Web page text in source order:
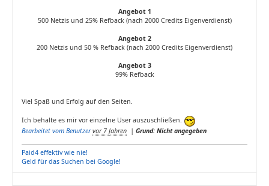
Angebot 1
500 Netzis und 25% Refback (nach 2000 Credits Eigenverdienst)
Angebot 2
200 Netzis und 50 % Refback (nach 2000 Credits Eigenverdienst)
Angebot 3
99% Refback
Viel Spaß und Erfolg auf den Seiten.
Ich behalte es mir vor einzelne User auszuschließen.
Bearbeitet vom Benutzer vor 7 Jahren | Grund: Nicht angegeben
Paid4 effektiv wie nie!
Geld für das Suchen bei Google!